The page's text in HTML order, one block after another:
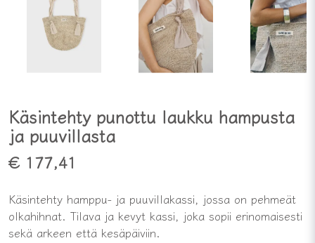
Käsintehty punottu laukku hampusta
ja puuvillasta
€ 177,41
Käsintehty hamppu- ja puuvillakassi, jossa on pehmeät
olkahihnat. Tilava ja kevyt kassi, joka sopii erinomaisesti
sekä arkeen että kesäpäiviin.